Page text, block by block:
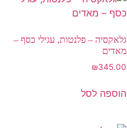
גלאקסיה – פלנטות, עגילי כסף –
מאדים
₪345.00
הוספה לסל